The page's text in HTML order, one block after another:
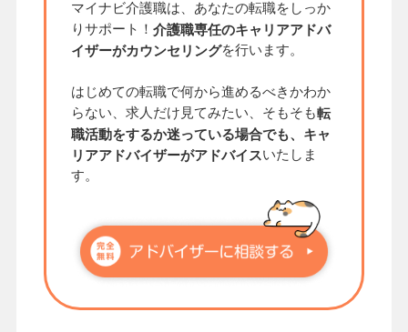
マイナビ介護職は、あなたの転職をしっか
りサポート！ 介護職専任のキャリアアドバ
イザーがカウンセリングを行います。
はじめての転職で何から進めるべきかわか
らない、求人だけ見てみたい、そもそも転
職活動をするか迷っている場合でも、キャ
リアアドバイザーがアドバイスいたしま
す。